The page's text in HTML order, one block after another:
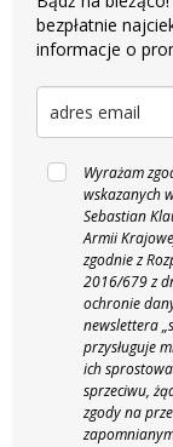
bezpłatnie
informacje o
Wyrażam
wskazanych
Sebastian
Armii
zgodnie z
2016/679 z
ochronie
newslettera
przysługuje
ich
sprzeciwu,
zgody na